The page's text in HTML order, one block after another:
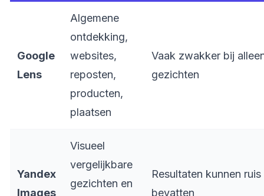
Google
Lens
Algemene
ontdekking,
websites,
reposten,
producten,
plaatsen
Vaak zwakker bij
gezichten
Yandex
Images
Visueel
vergelijkbare
gezichten en
Resultaten kunnen ruis
bevatten